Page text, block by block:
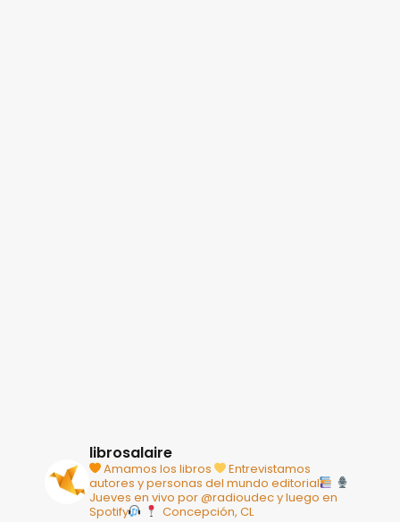
librosalaire
Amamos los libros
Entrevistamos
autores y personas del mundo editorial
Jueves en vivo por @radioudec y luego en
Spotify
Concepción, CL